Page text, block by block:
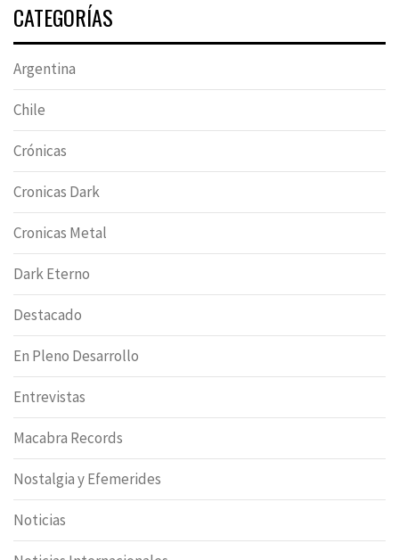
CATEGORÍAS
Argentina
Chile
Crónicas
Cronicas Dark
Cronicas Metal
Dark Eterno
Destacado
En Pleno Desarrollo
Entrevistas
Macabra Records
Nostalgia y Efemerides
Noticias